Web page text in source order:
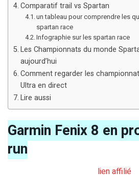
Comparatif trail vs Spartan
un tableau pour comprendre les
spartan race
Infographie sur les spartan race
Les Championnats du monde
aujourd’hui
Comment regarder les
Ultra en direct
Lire aussi
Garmin Fenix 8 en
run
lien affilié